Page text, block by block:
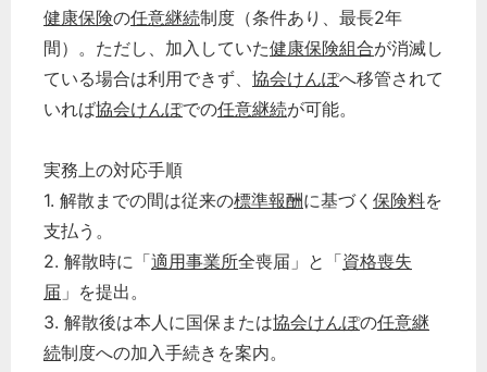
健康保険の任意継続制度（条件あり、最長2年
間）。ただし、加入していた健康保険組合が消滅し
ている場合は利用できず、 協会けんぽへ移管されて
いれば協会けんぽでの任意継続が可能。
実務上の対応手順
1. 解散までの間は従来の標準報酬に基づく 保険料を
支払う。
2. 解散時に「適用事業所全喪届」と「資格喪失
届 」を提出。
3. 解散後は本人に国保または協会けんぽの任意継
続制度への加入手続きを案内。